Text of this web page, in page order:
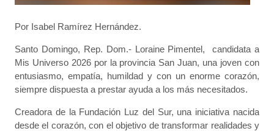
Por Isabel Ramírez Hernández.
Santo Domingo, Rep. Dom.- Loraine Pimentel, candidata a
Mis Universo 2026 por la provincia San Juan, una joven con
entusiasmo, empatía, humildad y con un enorme corazón,
siempre dispuesta a prestar ayuda a los más necesitados.
Creadora de la Fundación Luz del Sur, una iniciativa nacida
desde el corazón, con el objetivo de transformar realidades y